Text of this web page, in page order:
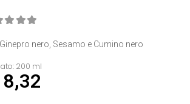
nero, Sesamo e Cumino nero
200 ml